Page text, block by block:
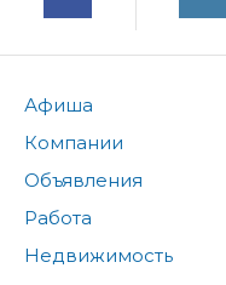
Афиша
Компании
Объявления
Работа
Недвижимость